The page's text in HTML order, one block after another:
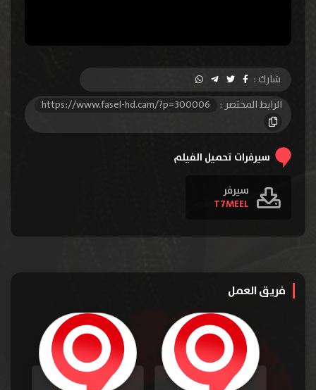
شارك :
الرابط المختصر :
https://www.fasel-hd.cam/?p=300006
سيرفرات تحميل الفيلم
سيرفر
T7MEEL
فريق العمل